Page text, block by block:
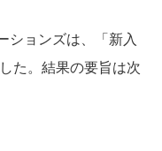
ションズは、「新入
た。結果の要旨は次